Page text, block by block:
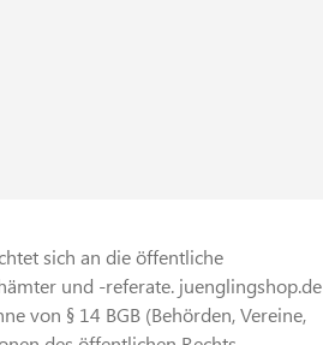
sich an die öffentliche
und -referate. juenglingshop.de
von § 14 BGB (Behörden, Vereine,